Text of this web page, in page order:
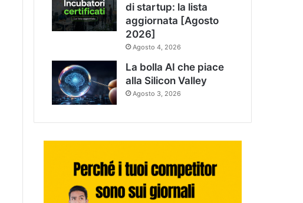
di startup: la lista
aggiornata [Agosto
2026]
Agosto 4, 2026
La bolla AI che piace
alla Silicon Valley
Agosto 3, 2026